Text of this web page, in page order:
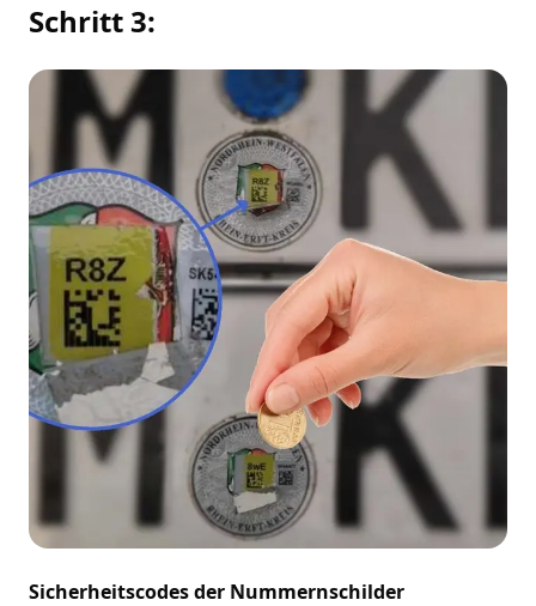
Schritt 3:
Sicherheitscodes der Nummernschilder